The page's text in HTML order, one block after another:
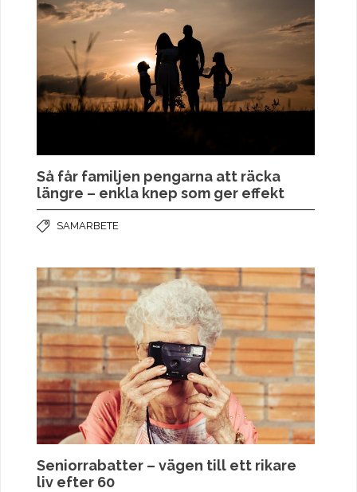
Så får familjen pengarna att räcka
längre – enkla knep som ger effekt
SAMARBETE
Seniorrabatter – vägen till ett rikare
liv efter 60